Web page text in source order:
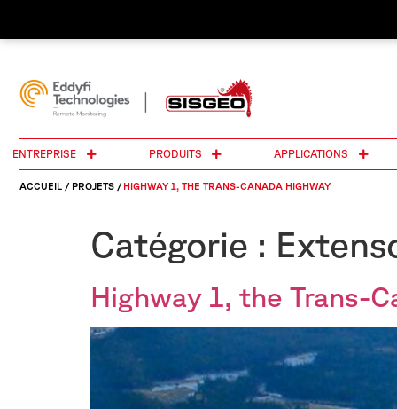
ENTREPRISE PRODUITS APPLICATIONS
ACCUEIL / PROJETS / HIGHWAY 1, THE TRANS-CANADA HIGHWAY
Catégorie :
Highway 1, the Trans-